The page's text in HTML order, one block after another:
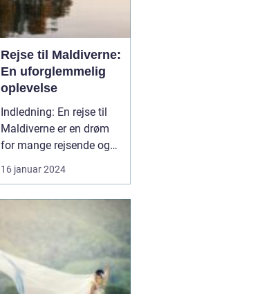
Rejse til Maldiverne:
En uforglemmelig
oplevelse
Indledning: En rejse til
Maldiverne er en drøm
for mange rejsende og
eventyrlystne. Det er et
paradis af smukke øer,
overflod af imponerende
koralrev og marine liv.
Maldiverne tilbyder den
ultimative luksus og ...
16 januar 2024